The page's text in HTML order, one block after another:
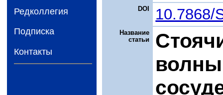
Редколлегия
Подписка
Контакты
DOI 10.7868/
Название
статьи